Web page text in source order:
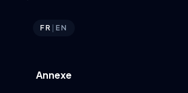
FR |EN
Annexe